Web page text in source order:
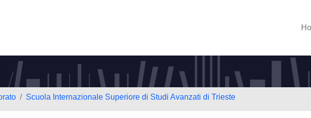
Scuola Internazionale Superiore di Studi Avanzati di Trieste